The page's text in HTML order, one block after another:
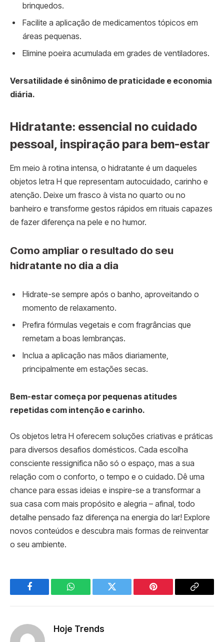
brinquedos.
Facilite a aplicação de medicamentos tópicos em
áreas pequenas.
Elimine poeira acumulada em grades de ventiladores.
Versatilidade é sinônimo de praticidade e economia
diária.
Hidratante: essencial no cuidado
pessoal, inspiração para bem-estar
Em meio à rotina intensa, o hidratante é um daqueles
objetos letra H que representam autocuidado, carinho e
atenção. Deixe um frasco à vista no quarto ou no
banheiro e transforme gestos rápidos em rituais capazes
de fazer diferença na pele e no humor.
Como ampliar o resultado do seu
hidratante no dia a dia
Hidrate-se sempre após o banho, aproveitando o
momento de relaxamento.
Prefira fórmulas vegetais e com fragrâncias que
remetam a boas lembranças.
Inclua a aplicação nas mãos diariamente,
principalmente em estações secas.
Bem-estar começa por pequenas atitudes
repetidas com intenção e carinho.
Os objetos letra H oferecem soluções criativas e práticas
para diversos desafios domésticos. Cada escolha
consciente ressignifica não só o espaço, mas a sua
relação com o conforto, o tempo e o cuidado. Dê uma
chance para essas ideias e inspire-se a transformar a
sua casa com mais propósito e alegria – afinal, todo
detalhe pensado faz diferença na energia do lar! Explore
novos conteúdos e descubra mais formas de reinventar
o seu ambiente.
Facebook WhatsApp Twitter Pinterest
Copy
Hoje Trends